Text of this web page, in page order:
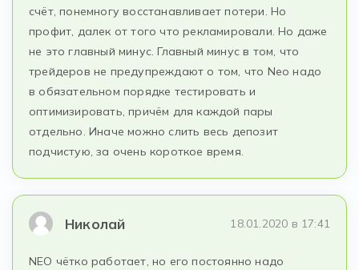
счёт, понемногу восстанавливает потери. Но
профит, далек от того что рекламировали. Но даже
не это главный минус. Главный минус в том, что
трейдеров не предупреждают о том, что Neo надо
в обязательном порядке тестировать и
оптимизировать, причём для каждой пары
отдельно. Иначе можно слить весь депозит
подчистую, за очень короткое время.
Николай 18.01.2020 в 17:41
NEO чётко работает, но его постоянно надо